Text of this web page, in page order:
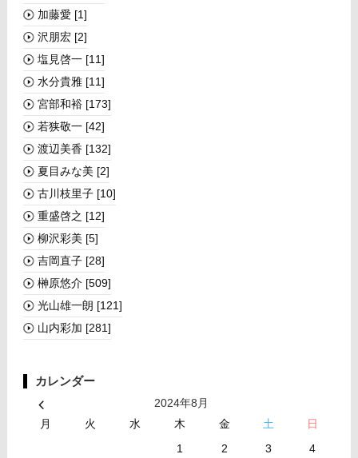
加藤愛 [1]
沢朋宏 [2]
塩見啓一 [11]
水分貴雅 [11]
宮部和裕 [173]
若狭敬一 [42]
渡辺美香 [132]
夏目みな美 [2]
古川枝里子 [10]
重盛啓之 [12]
柳沢彩美 [5]
吉岡直子 [28]
榊󠄀原悠介 [509]
光山雄一朗 [121]
山内彩加 [281]
カレンダー
2024年8月
月
火 水 木 金 土
日
1
2 3
4